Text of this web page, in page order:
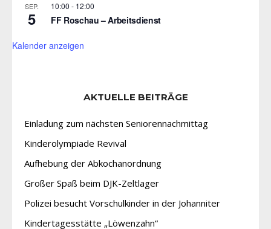
SEP.
5
10:00 - 12:00
FF Roschau – Arbeitsdienst
Kalender anzeigen
AKTUELLE BEITRÄGE
Einladung zum nächsten Seniorennachmittag
Kinderolympiade Revival
Aufhebung der Abkochanordnung
Großer Spaß beim DJK-Zeltlager
Polizei besucht Vorschulkinder in der Johanniter
Kindertagesstätte „Löwenzahn“